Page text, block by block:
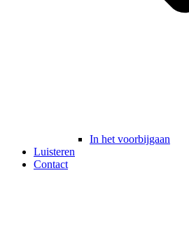
In het voorbijgaan
Luisteren
Contact